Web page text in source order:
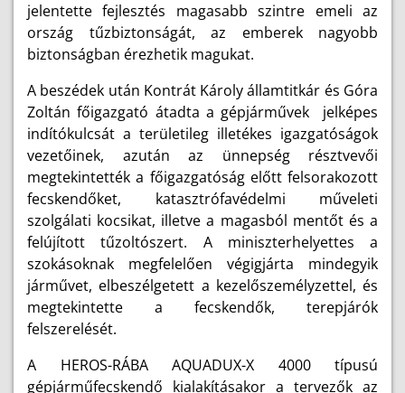
jelentette fejlesztés magasabb szintre emeli az
ország tűzbiztonságát, az emberek nagyobb
biztonságban érezhetik magukat.
A beszédek után Kontrát Károly államtitkár és Góra
Zoltán főigazgató átadta a gépjárművek jelképes
indítókulcsát a területileg illetékes igazgatóságok
vezetőinek, azután az ünnepség résztvevői
megtekintették a főigazgatóság előtt felsorakozott
fecskendőket, katasztrófavédelmi műveleti
szolgálati kocsikat, illetve a magasból mentőt és a
felújított tűzoltószert. A miniszterhelyettes a
szokásoknak megfelelően végigjárta mindegyik
járművet, elbeszélgetett a kezelőszemélyzettel, és
megtekintette a fecskendők, terepjárók
felszerelését.
A HEROS-RÁBA AQUADUX-X 4000 típusú
gépjárműfecskendő kialakításakor a tervezők az